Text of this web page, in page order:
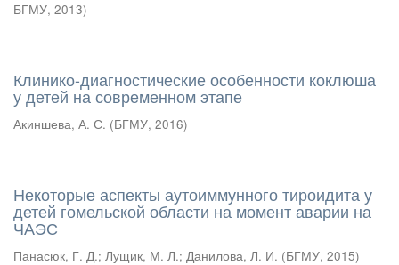
БГМУ, 2013)
Клинико-диагностические особенности коклюша
у детей на современном этапе
Акиншева, А. С. (БГМУ, 2016)
Некоторые аспекты аутоиммунного тироидита у
детей гомельской области на момент аварии на
ЧАЭС
Панасюк, Г. Д.; Лущик, М. Л.; Данилова, Л. И. (БГМУ, 2015)